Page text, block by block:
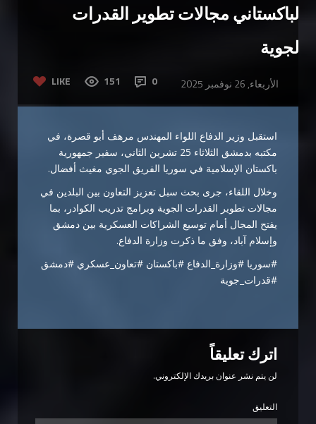
الباكستاني مجالات تطوير القدرات
الجوية
LIKE 151 0 الأربعاء, 26 نوفمبر 2025
استقبل وزير الدفاع اللواء المهندس مرهف أبو قصرة، في
مكتبه بدمشق الثلاثاء 25 تشرين الثاني، سفير جمهورية
باكستان الإسلامية في سوريا الفريق الجوي مغيث أفضال.
وخلال اللقاء، جرى بحث سبل تعزيز التعاون بين البلدين في
مجالات تطوير القدرات الجوية وبرامج تدريب الكوادر، بما
يفتح المجال أمام توسيع الشراكات العسكرية بين دمشق
وإسلام آباد، وفق ما ذكرت وزارة الدفاع.
#سوريا #وزارة_الدفاع #باكستان #تعاون_عسكري #دمشق
#قدرات_جوية
اترك تعليقاً
لن يتم نشر عنوان بريدك الإلكتروني.
التعليق